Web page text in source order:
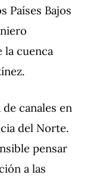
Países Bajos
la cuenca
canales en
del Norte.
pensar
a las